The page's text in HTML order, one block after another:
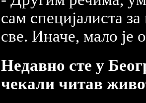
сам специјалиста
све. Иначе, мало је
Недавно сте у
чекали читав